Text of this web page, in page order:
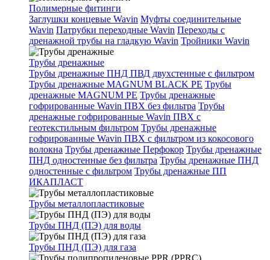
Полимерные фитинги
Заглушки концевые Wavin Муфты соединительные
Wavin Патрубки переходные Wavin Переходы с
дренажной трубы на гладкую Wavin Тройники Wavin
Трубы дренажные
Трубы дренажные ПНД ПВД двухстенные с фильтром
Трубы дренажные MAGNUM BLACK PE Трубы
дренажные MAGNUM PE Трубы дренажные
гофрированные Wavin ПВХ без фильтра Трубы
дренажные гофрированные Wavin ПВХ с
геотекстильным фильтром Трубы дренажные
гофрированные Wavin ПВХ с фильтром из кокосового
волокна Трубы дренажные Перфокор Трубы дренажные
ПНД одностенные без фильтра Трубы дренажные ПНД
одностенные с фильтром Трубы дренажные ПП
ИКАПЛАСТ
Трубы металлопластиковые
Трубы ПНД (ПЭ) для воды
Трубы ПНД (ПЭ) для газа